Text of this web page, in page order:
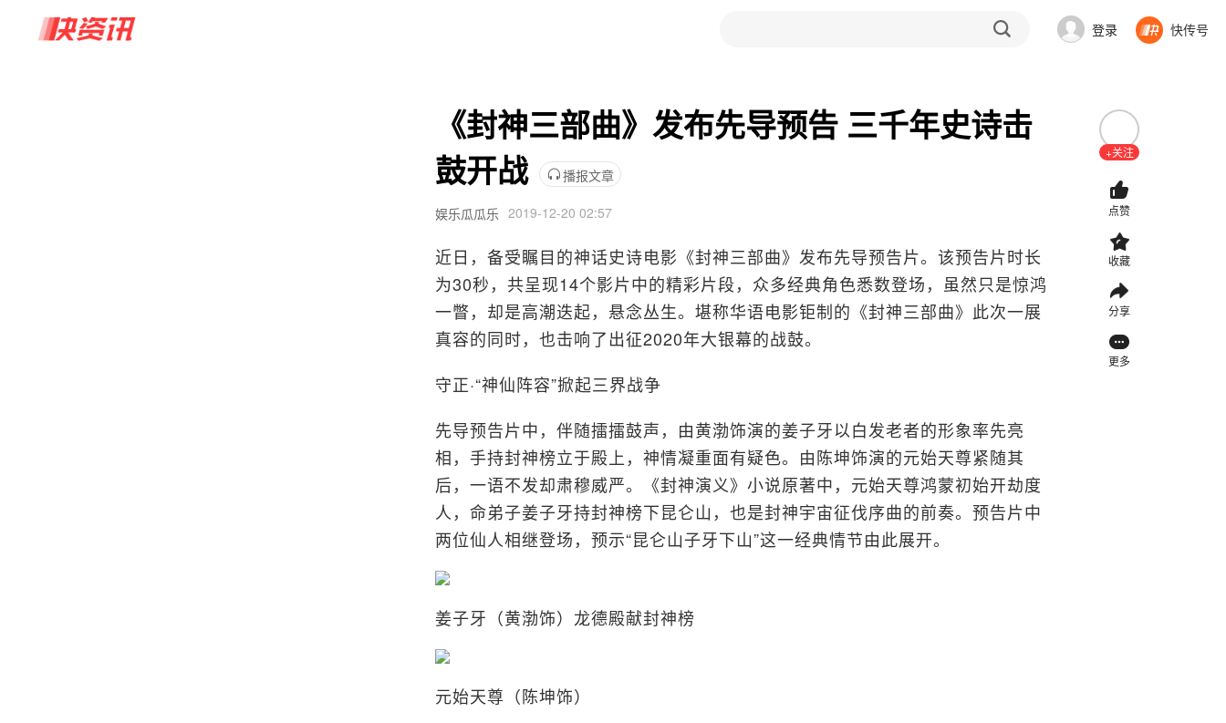
登录 快传号
《封神三部曲》发布先导预告 三千年史诗击
鼓开战
播报文章
娱乐瓜瓜乐 2019-12-20 02:57
近日，备受瞩目的神话史诗电影《封神三部曲》发布先导预告片。该预告片时长
为30秒，共呈现14个影片中的精彩片段，众多经典角色悉数登场，虽然只是惊鸿
一瞥，却是高潮迭起，悬念丛生。堪称华语电影钜制的《封神三部曲》此次一展
真容的同时，也击响了出征2020年大银幕的战鼓。
守正·“神仙阵容”掀起三界战争
先导预告片中，伴随擂擂鼓声，由黄渤饰演的姜子牙以白发老者的形象率先亮
相，手持封神榜立于殿上，神情凝重面有疑色。由陈坤饰演的元始天尊紧随其
后，一语不发却肃穆威严。《封神演义》小说原著中，元始天尊鸿蒙初始开劫度
人，命弟子姜子牙持封神榜下昆仑山，也是封神宇宙征伐序曲的前奏。预告片中
两位仙人相继登场，预示“昆仑山子牙下山”这一经典情节由此展开。
姜子牙（黄渤饰）龙德殿献封神榜
元始天尊（陈坤饰）
+关注
点赞
收藏
分享
更多